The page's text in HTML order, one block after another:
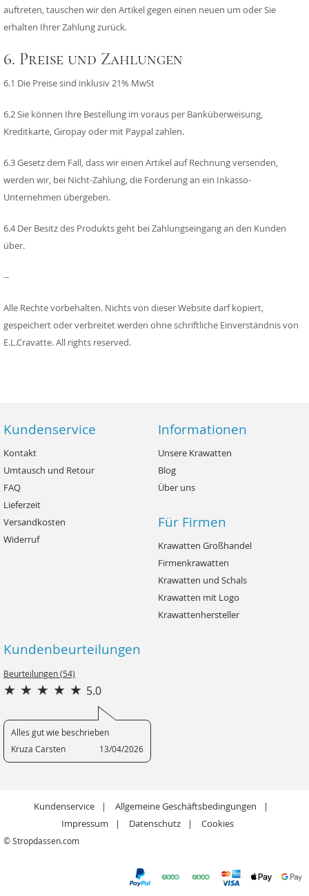
auftreten, tauschen wir den Artikel gegen einen neuen um oder Sie
erhalten Ihrer Zahlung zurück.
6. Preise und Zahlungen
6.1 Die Preise sind inklusiv 21% MwSt
6.2 Sie können Ihre Bestellung im voraus per Banküberweisung,
Kreditkarte, Giropay oder mit Paypal zahlen.
6.3 Gesetz dem Fall, dass wir einen Artikel auf Rechnung versenden,
werden wir, bei Nicht-Zahlung, die Forderung an ein Inkasso-
Unternehmen übergeben.
6.4 Der Besitz des Produkts geht bei Zahlungseingang an den Kunden
über.
--
Alle Rechte vorbehalten. Nichts von dieser Website darf kopiert,
gespeichert oder verbreitet werden ohne schriftliche Einverständnis von
E.L.Cravatte. All rights reserved.
Kundenservice
Kontakt
Umtausch und Retour
FAQ
Lieferzeit
Versandkosten
Widerruf
Informationen
Unsere Krawatten
Blog
Über uns
Für Firmen
Krawatten Großhandel
Firmenkrawatten
Krawatten und Schals
Krawatten mit Logo
Krawattenhersteller
Kundenbeurteilungen
Beurteilungen (54)
5.0
Alles gut wie beschrieben
Kruza Carsten
13/04/2026
Kundenservice
Allgemeine Geschäftsbedingungen
Impressum
Datenschutz Cookies
© Stropdassen.com